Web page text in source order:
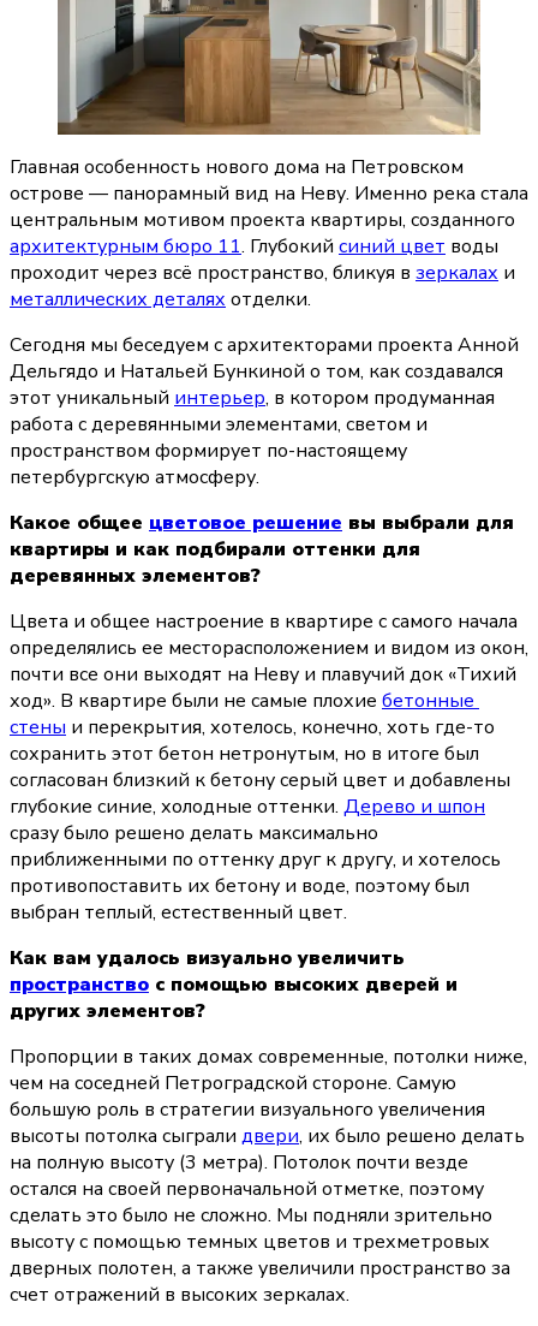
Главная особенность нового дома на Петровском
острове — панорамный вид на Неву. Именно река стала
архитектурным бюро 11. Глубокий синий цвет воды
проходит через всё пространство, бликуя в зеркалах
металлических деталях отделки.
Сегодня мы беседуем с архитекторами проекта Анной
Дельгядо и Натальей Бункиной о том, как создавался
этот уникальный интерьер, в котором продуманная
работа с деревянными элементами, светом и
пространством формирует по-настоящему
петербургскую атмосферу.
Какое общее цветовое решение вы выбрали для
квартиры и как подбирали оттенки для
деревянных элементов?
Цвета и общее настроение в квартире с самого начала
определялись ее месторасположением и видом из окон,
почти все они выходят на Неву и плавучий док «Тихий
ход». В квартире были не самые плохие бетонные
стены и перекрытия, хотелось, конечно, хоть где-то
сохранить этот бетон нетронутым, но в итоге был
согласован близкий к бетону серый цвет и добавлены
глубокие синие, холодные оттенки. Дерево и шпон
сразу было решено делать максимально
приближенными по оттенку друг к другу, и хотелось
противопоставить их бетону и воде, поэтому был
выбран теплый, естественный цвет.
пространство с помощью высоких дверей и
других элементов?
Пропорции в таких домах современные, потолки ниже,
чем на соседней Петроградской стороне. Самую
большую роль в стратегии визуального увеличения
высоты потолка сыграли двери, их было решено делать
на полную высоту (3 метра). Потолок почти везде
остался на своей первоначальной отметке, поэтому
сделать это было не сложно. Мы подняли зрительно
высоту с помощью темных цветов и трехметровых
дверных полотен, а также увеличили пространство за
счет отражений в высоких зеркалах.